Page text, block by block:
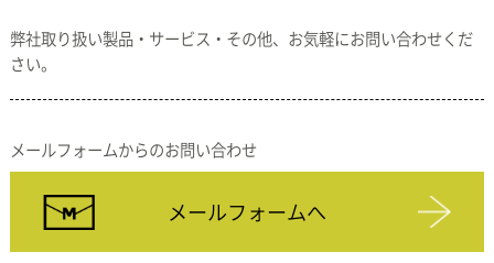
弊社取り扱い製品・サービス・その他、お気軽にお問い合わせくだ
さい。
メールフォームからのお問い合わせ
メールフォームへ